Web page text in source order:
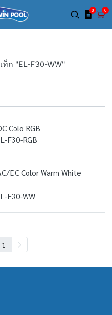
0 0
ก "EL-F30-WW"
Colo RGB
F30-RGB
DC Color Warm White
F30-WW
1